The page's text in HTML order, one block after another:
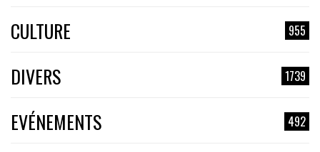
CULTURE 955
DIVERS 1739
EVÉNEMENTS 492